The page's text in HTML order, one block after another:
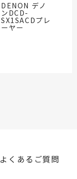
DENON デノ
ンDCD-
SX1SACDプレ
ーヤー
よくあるご質問